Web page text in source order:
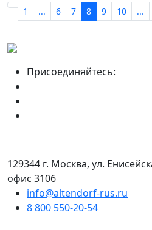
1 ... 6 7 8 9 10 ...
Присоединяйтесь:
129344 г. Москва, ул.
офис 3106
info@altendorf-rus.ru
8 800 550-20-54